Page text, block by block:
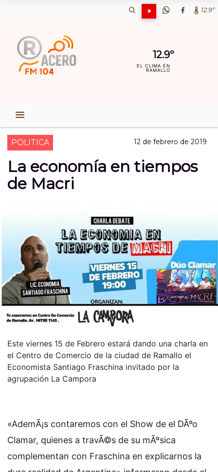
12.9º
12.9º
EL CLIMA EN
RAMALLO
POLITICA 12 de febrero de 2019
La economía en tiempos
de Macri
Este viernes 15 de Febrero estará dando una charla en
el Centro de Comercio de la ciudad de Ramallo el
Economista Santiago Fraschina invitado por la
agrupación La Campora
«AdemÃ¡s contaremos con el Show de el DÃºo
Clamar, quienes a travÃ©s de su mÃºsica
complementan con Fraschina en explicarnos la